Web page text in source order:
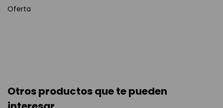
Oferta
Otros productos que te pueden